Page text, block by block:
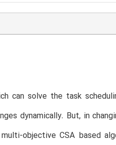
can solve the task
dynamically. But, in
objective CSA based